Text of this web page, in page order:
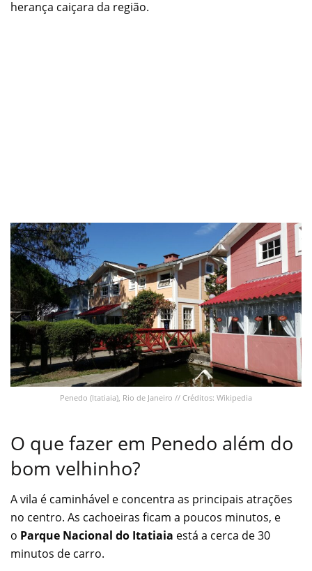
herança caiçara da região.
Penedo (Itatiaia), Rio de Janeiro // Créditos: Wikipedia
O que fazer em Penedo além do
bom velhinho?
A vila é caminhável e concentra as principais atrações
no centro. As cachoeiras ficam a poucos minutos, e
o Parque Nacional do Itatiaia está a cerca de 30
minutos de carro.